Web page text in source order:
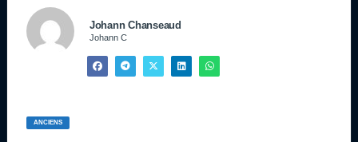
Johann Chanseaud
Johann C
ANCIENS